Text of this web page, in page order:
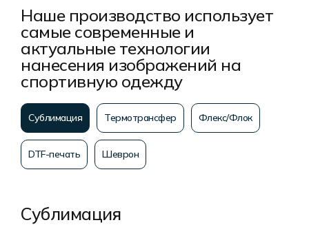
Наше производство использует
самые современные и
актуальные технологии
нанесения изображений на
спортивную одежду
Сублимация Термотрансфер Флекс/Флок
DTF-печать Шеврон
Сублимация